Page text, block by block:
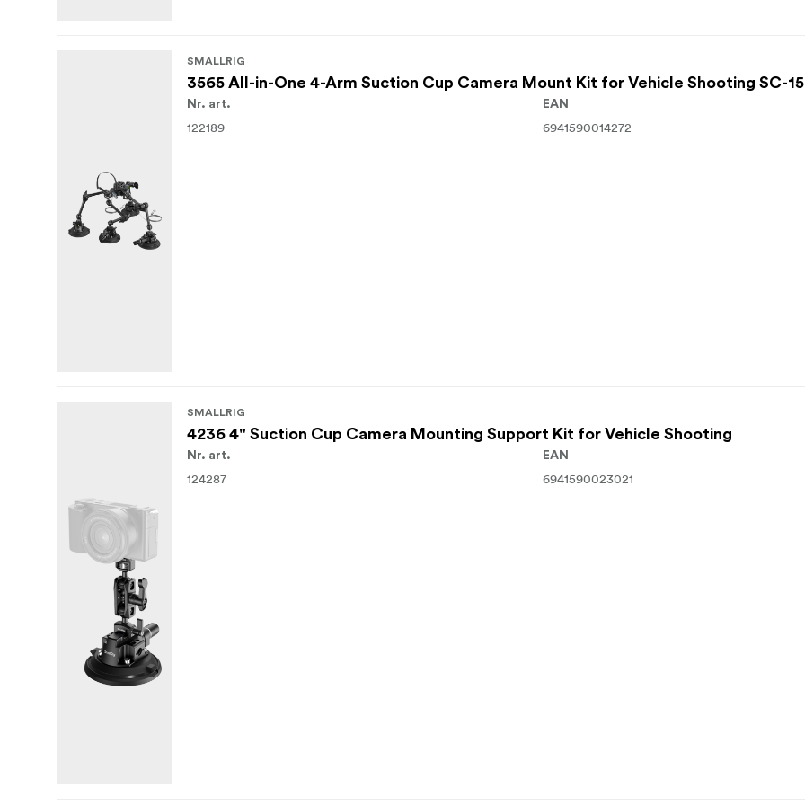
SMALLRIG
3565 All-in-One 4-Arm Suction Cup Camera Mount Kit for Vehicle Shooting SC-
Nr. art.
122189
EAN
6941590014272
SMALLRIG
4236 4" Suction Cup Camera Mounting Support Kit for Vehicle Shooting
Nr. art.
124287
EAN
6941590023021